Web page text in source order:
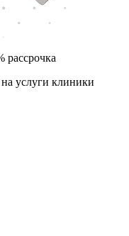
рассрочка
услуги клиники